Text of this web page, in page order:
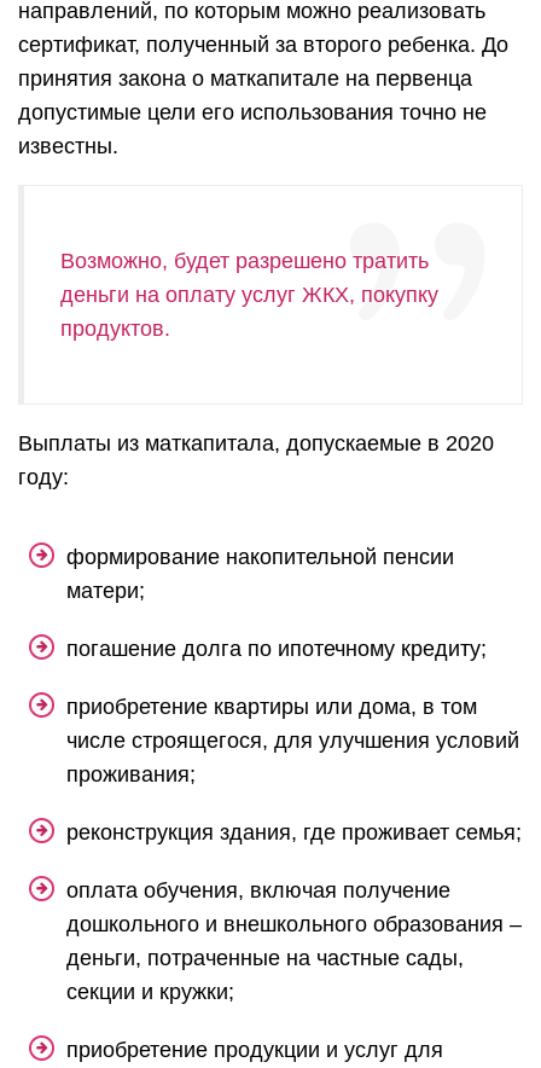
направлений, по которым можно реализовать
сертификат, полученный за второго ребенка. До
принятия закона о маткапитале на первенца
допустимые цели его использования точно не
известны.
Возможно, будет разрешено тратить
деньги на оплату услуг ЖКХ, покупку
продуктов.
Выплаты из маткапитала, допускаемые в 2020
году:
формирование накопительной пенсии
матери;
погашение долга по ипотечному кредиту;
приобретение квартиры или дома, в том
числе строящегося, для улучшения условий
проживания;
реконструкция здания, где проживает семья;
оплата обучения, включая получение
дошкольного и внешкольного образования –
деньги, потраченные на частные сады,
секции и кружки;
приобретение продукции и услуг для